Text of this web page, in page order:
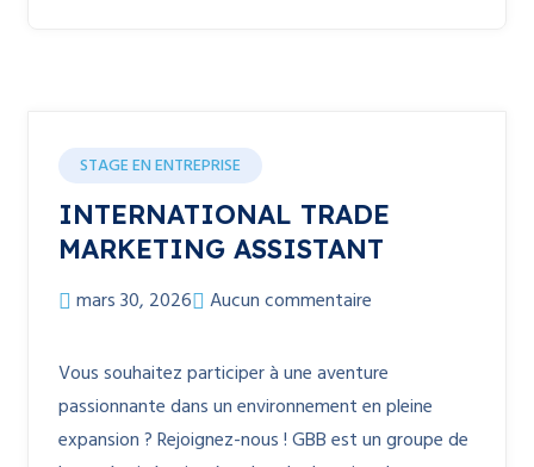
STAGE EN ENTREPRISE
INTERNATIONAL TRADE
MARKETING ASSISTANT
mars 30, 2026 Aucun commentaire
Vous souhaitez participer à une aventure
passionnante dans un environnement en pleine
expansion ? Rejoignez-nous ! GBB est un groupe de